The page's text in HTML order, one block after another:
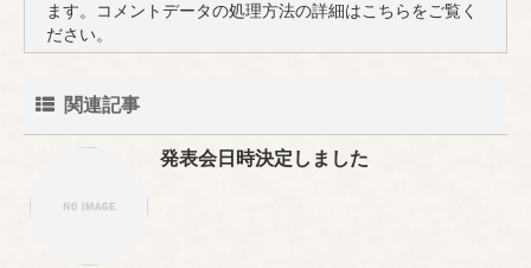
ます。
コメントデータの処理方法の詳細はこちらをご覧く
ださい。
関連記事
発表会日時決定しました